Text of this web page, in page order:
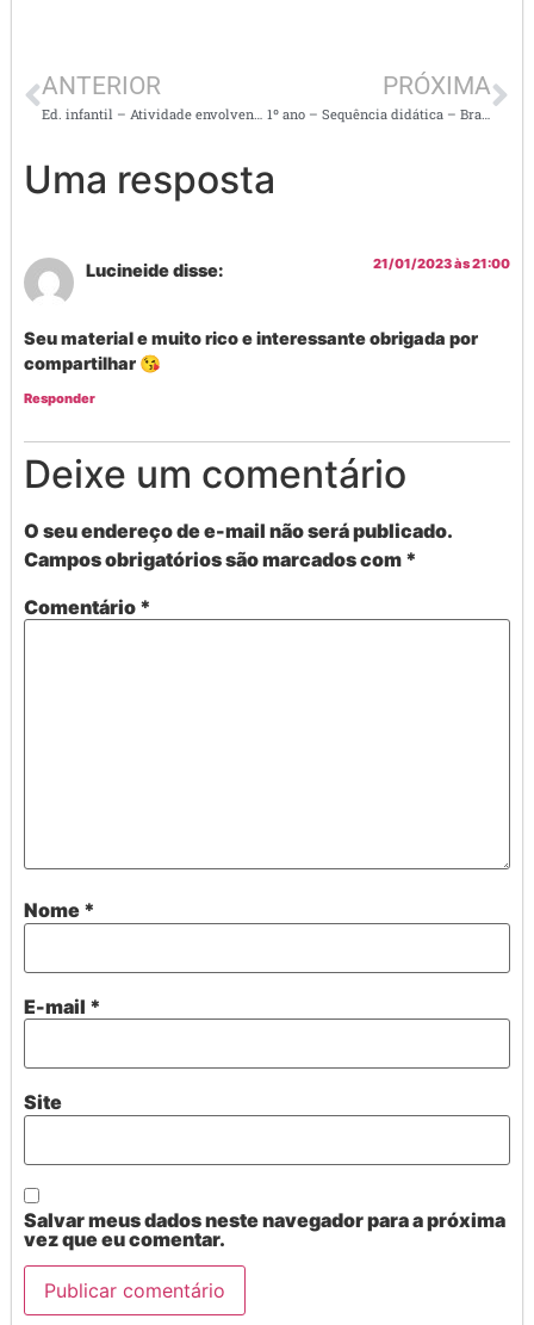
ANTERIOR
Ed. infantil – Atividade envolvendo as habilidades – EI02CG04
PRÓXIMA
1º ano – Sequência didática – Branca de neve
Uma resposta
Lucineidedisse: 21/01/2023 às 21:00
Seu material e muito rico e interessante obrigada por
compartilhar 😘
Responder
Deixe um comentário
O seu endereço de e-mail não será publicado.
Campos obrigatórios são marcados com *
Comentário *
Nome *
E-mail *
Site
Salvar meus dados neste navegador para a próxima
vez que eu comentar.